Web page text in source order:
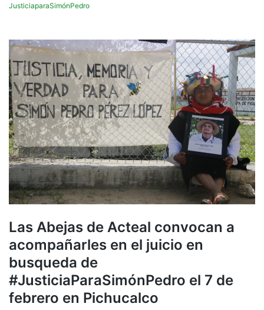
JusticiaparaSimónPedro
Las Abejas de Acteal convocan a
acompañarles en el juicio en
busqueda de
#JusticiaParaSimónPedro el 7 de
febrero en Pichucalco